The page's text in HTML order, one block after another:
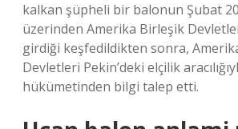
kalkan şüpheli bir balonun Şubat
üzerinden Amerika Birleşik
girdiği keşfedildikten sonra,
Devletleri Pekin’deki elçilik
hükümetinden bilgi talep etti.